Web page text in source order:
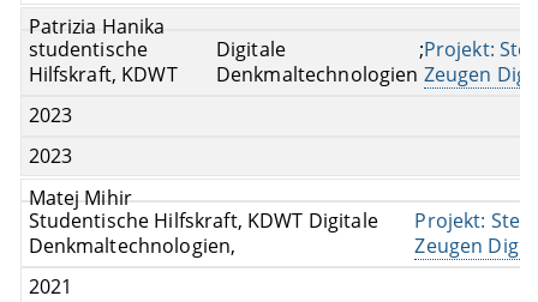
Patrizia Hanika
studentische
Hilfskraft, KDWT
Digitale
Denkmaltechnologien
;Projekt:
Zeugen
2023
2023
Matej Mihir
Studentische Hilfskraft, KDWT Digitale
Denkmaltechnologien,
Projekt:
Zeugen
2021